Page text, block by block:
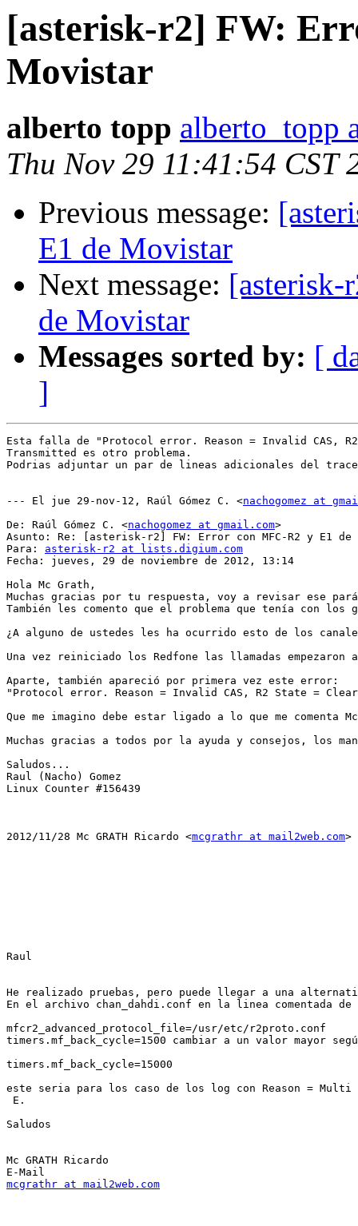
[asterisk-r2] FW:
Movistar
alberto topp alberto_topp
Thu Nov 29 11:41:54 CST
Previous message:
E1 de Movistar
Next message:
de Movistar
Messages sorted by: [
]
Esta falla de "Protocol error. Reason = Invalid CAS,
Transmitted es otro problema.
Podrias adjuntar un par de lineas adicionales del
--- El jue 29-nov-12, Raúl Gómez C. <nachogomez at
De: Raúl Gómez C. <nachogomez at gmail.com>
Asunto: Re: [asterisk-r2] FW: Error con MFC-R2 y E1 de
Para: asterisk-r2 at lists.digium.com
Fecha: jueves, 29 de noviembre de 2012, 13:14
Hola Mc Grath,
Muchas gracias por tu respuesta, voy a revisar ese
También les comento que el problema que tenía con
¿A alguno de ustedes les ha ocurrido esto de los
Una vez reiniciado los Redfone las llamadas
Aparte, también apareció por primera vez este error:
"Protocol error. Reason = Invalid CAS, R2 State = Clear
Que me imagino debe estar ligado a lo que me comenta
Muchas gracias a todos por la ayuda y consejos, los
Saludos...
Raul (Nacho) Gomez
Linux Counter #156439
2012/11/28 Mc GRATH Ricardo <mcgrathr at mail2web.com>
Raul
He realizado pruebas, pero puede llegar a una
En el archivo chan_dahdi.conf en la linea comentada
mfcr2_advanced_protocol_file=/usr/etc/r2proto.conf
timers.mf_back_cycle=1500 cambiar a un valor mayor
timers.mf_back_cycle=15000
este seria para los caso de los log con Reason = Multi
E.
Saludos
Mc GRATH Ricardo
mcgrathr at mail2web.com